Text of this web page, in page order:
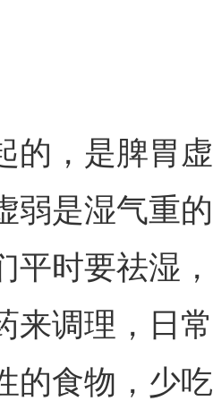
的，是脾胃虚
弱是湿气重的
平时要祛湿，
来调理，日常
的食物，少吃